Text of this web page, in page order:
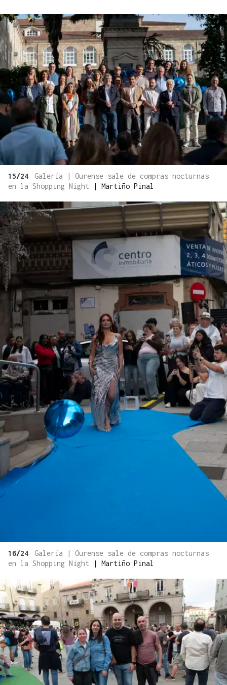
15/24
Galería | Ourense sale de compras nocturnas
en la Shopping Night
| Martiño Pinal
16/24
Galería | Ourense sale de compras nocturnas
en la Shopping Night
| Martiño Pinal